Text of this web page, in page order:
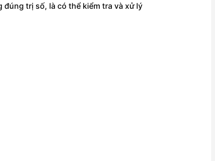
trị số, là có thể kiểm tra và xử lý